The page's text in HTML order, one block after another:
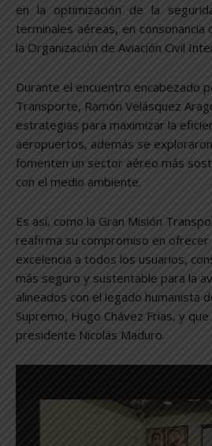
en la optimización de la
terminales aéreas, en consonancia
la Organización de Aviación Civil
Durante el encuentro encabezado
Transporte, Ramón Velásquez
estrategias para maximizar la
aeropuertos, además se
fomenten un sector aéreo más
con el medio ambiente.
Es así, como la Gran Misión
reafirma su compromiso en ofrecer
excelencia a todos los usuarios,
más seguro y sustentable para la
alineados con el legado humanista
Supremo, Hugo Chávez Frías, y
presidente Nicolás Maduro.